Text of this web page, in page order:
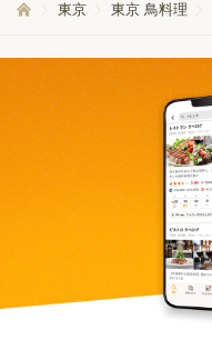
東京 東京 鳥料理